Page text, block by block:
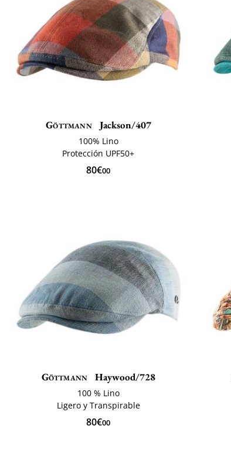
Göttmann Jackson/407
100% Lino
Protección UPF50+
80€00
Göttmann Haywood/728
100 % Lino
Ligero y Transpirable
80€00